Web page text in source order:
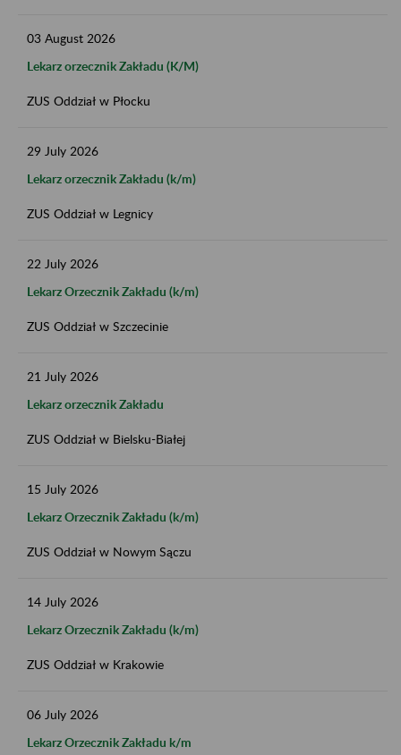
03 August 2026
Lekarz orzecznik Zakładu (K/M)
ZUS Oddział w Płocku
29 July 2026
Lekarz orzecznik Zakładu (k/m)
ZUS Oddział w Legnicy
22 July 2026
Lekarz Orzecznik Zakładu (k/m)
ZUS Oddział w Szczecinie
21 July 2026
Lekarz orzecznik Zakładu
ZUS Oddział w Bielsku-Białej
15 July 2026
Lekarz Orzecznik Zakładu (k/m)
ZUS Oddział w Nowym Sączu
14 July 2026
Lekarz Orzecznik Zakładu (k/m)
ZUS Oddział w Krakowie
06 July 2026
Lekarz Orzecznik Zakładu k/m